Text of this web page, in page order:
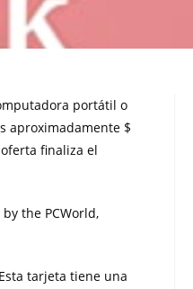
portátil o
aproximadamente $
finaliza el
the PCWorld,
tarjeta tiene una